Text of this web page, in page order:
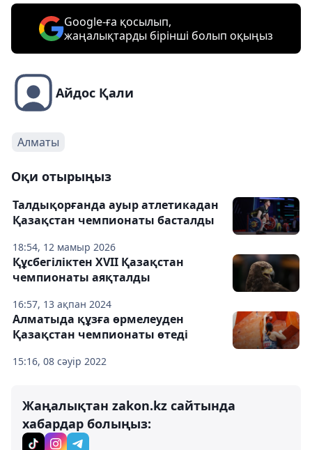
Google-ға қосылып,
жаңалықтарды бірінші болып оқыңыз
Айдос Қали
Алматы
Оқи отырыңыз
18:54, 12 мамыр 2026
Талдықорғанда ауыр атлетикадан
Қазақстан чемпионаты басталды
16:57, 13 ақпан 2024
Құсбегіліктен XVII Қазақстан
чемпионаты аяқталды
15:16, 08 сәуір 2022
Алматыда құзға өрмелеуден
Қазақстан чемпионаты өтеді
Жаңалықтан zakon.kz сайтында
хабардар болыңыз: